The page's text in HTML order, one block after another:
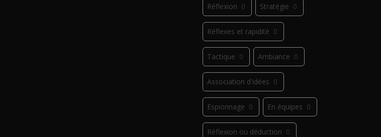
Réflexion 0 Stratégie 0
Réflexes et rapidité 0
Tactique 0 Ambiance 0
Association d'idées 0
Espionnage 0 En équipes 0
Réflexion ou déduction 0